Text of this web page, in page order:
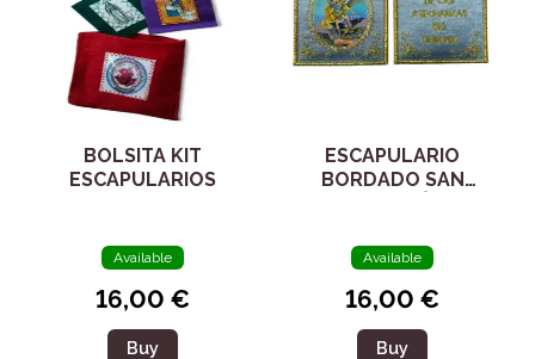
BOLSITA KIT
ESCAPULARIOS
Available
16,00 €
Buy
ESCAPULARIO
BORDADO SAN
Available
16,00 €
Buy